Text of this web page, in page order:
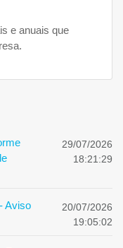
e anuais que
29/07/2026
18:21:29
20/07/2026
19:05:02
Aviso